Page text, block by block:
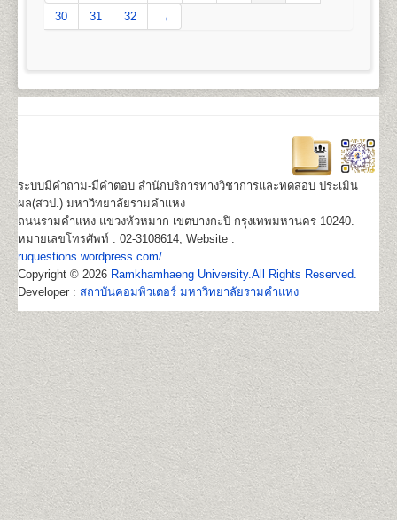
1.หลักสูตรสาธารณสุขศาสตรบัณฑิต สาขาวิชา
อาคารสุโขทัย ชั้น 13 แขวงหัวหมาก กรุงเทพฯ 10240
หลักสูตรที่เปิดสอน (ปริญญาตรี ส่วนภูมิภาค)
มหาวิทยาลัยรามคำแหงเปิดสอนระดับปริญญาตรี ใน 4
คณะ/สาขาวิชาในส่วนภูมิภาค
สาขาวิทยบริการเฉลิมพระเกียรต 23 จังหวัด 41 ศูนย์
สอบ
คณะนิติศาสตร์สาขาวิชานิติศาสตร์
คณะบริหารธุรกิจสาขาวิชาการจัดการ
คณะสื่อสารมวลชน
สาขาวิชานิเทศศาสตร์และ
สื่อดิจิทัล
คณะรัฐศาสตร์
กลุ่มวิชาเอก การบริหารรัฐกิจ
http://www.regis.ru.ac.th/index.php/curriculum/2014-
02-19-06-53-52
19 950 500
3,000
21 1,050 500 800 100 500 100
500 100
3,100
30
31 32 →
ระบบมีคำถาม-มีคำตอบ สำนักบริการทางวิชาการและทดสอบ ประเมิน
ผล(สวป.) มหาวิทยาลัยรามคำแหง
ถนนรามคำแหง แขวงหัวหมาก เขตบางกะปิ กรุงเทพมหานคร 10240.
หมายเลขโทรศัพท์ : 02-3108614, Website :
ruquestions.wordpress.com/
Copyright © 2026 Ramkhamhaeng University.All Rights Reserved.
Developer : สถาบันคอมพิวเตอร์ มหาวิทยาลัยรามคำแหง